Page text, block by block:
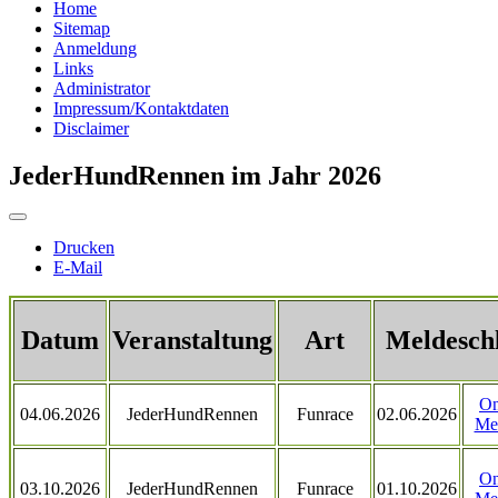
Home
Sitemap
Anmeldung
Links
Administrator
Impressum/Kontaktdaten
Disclaimer
JederHundRennen im Jahr 2026
Drucken
E-Mail
Datum Veranstaltung Art
04.06.2026 JederHundRennen Funrace 02.06.2026
03.10.2026 JederHundRennen Funrace 01.10.2026